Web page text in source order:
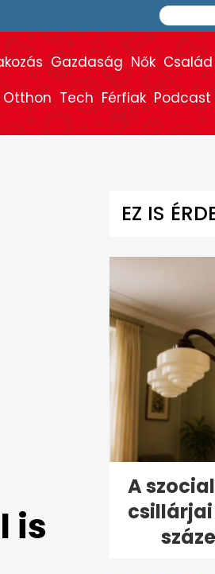
Gazdaság Nők Család
Otthon Tech Férfiak Podcast
is
EZ IS
A